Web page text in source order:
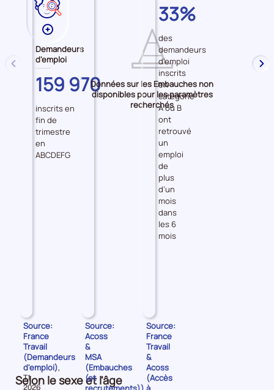
Plus
données
sur
les
Demandeurs
d'emploi
Demandeurs
d'emploi
VAL-
DE-
MARNE
159 970
inscrits en
fin de
trimestre
en
ABCDEFG
Source:
France
Travail
(Demandeurs
d'emploi),
Données
pour
T1
2026
Données sur les Embauches non
disponibles pour les paramètres
recherchés
Source:
Acoss
&
MSA
(Embauches
(et
Accès
l'emploi
VAL-
DE-
MARNE
33%
des
demandeurs
d'emploi
inscrits
en
catégorie
A ou B
ont
retrouvé
un
emploi
de
plus
d’un
mois
dans
les 6
mois
Source:
France
Travail
&
Acoss
(Accès
précédent
Selon le sexe et l'âge